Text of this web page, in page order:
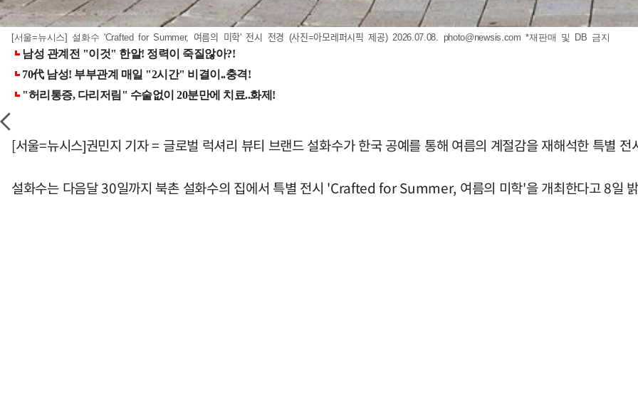
[서울=뉴시스] 설화수 'Crafted for Summer, 여름의 미학' 전시 전경 (사진=아모레퍼시픽 제공) 2026.07.08. photo@newsis.com *재판매 및 DB 금지
[서울=뉴시스]권민지 기자 = 글로벌 럭셔리 뷰티 브랜드 설화수가 한국 공예를 통해 여름의 계절감을 재해석한 특별 전
설화수는 다음달 30일까지 북촌 설화수의 집에서 특별 전시 'Crafted for Summer, 여름의 미학'을 개최한다고 8일